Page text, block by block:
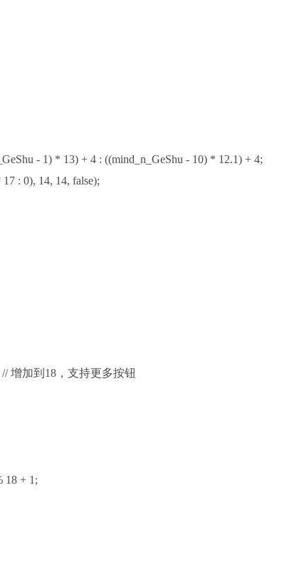
- 1) * 13) + 4 : ((mind_n_GeShu - 10) * 12.1) + 4;
: 0), 14, 14, false);
// 增加到18，支持更多按钮
18 + 1;